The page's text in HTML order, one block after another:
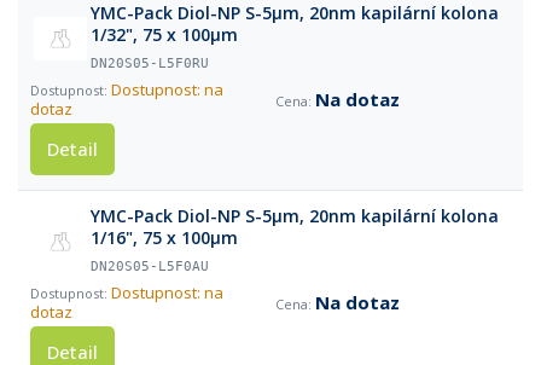
YMC-Pack Diol-NP S-5µm, 20nm kapilární kolona
1/32", 75 x 100µm
DN20S05-L5F0RU
Dostupnost: na
dotaz
Na dotaz
Detail
YMC-Pack Diol-NP S-5µm, 20nm kapilární kolona
1/16", 75 x 100µm
DN20S05-L5F0AU
Dostupnost: na
dotaz
Na dotaz
Detail